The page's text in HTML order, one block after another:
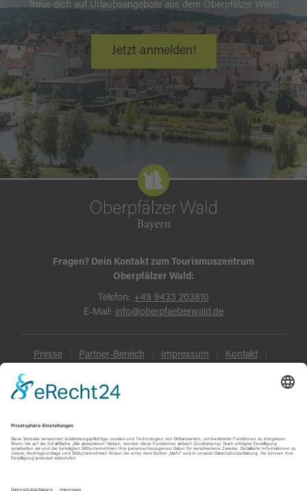
freue dich auf Urlaubsangebote aus dem Oberpfälzer Wald!
Jetzt anmelden!
Fragen? Dein Kontakt zum Tourismuszentrum
Oberpfälzer Wald:
Telefon: +49 9433 203810
E-Mail: info@oberpfaelzerwald.de
Presse Partner-Bereich Impressum Kontakt
Datenschutz